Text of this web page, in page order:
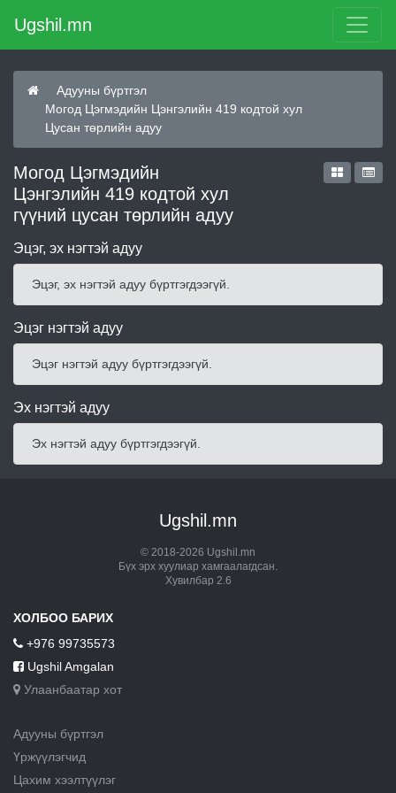
Ugshil.mn
Адууны бүртгэл
Могод Цэгмэдийн Цэнгэлийн 419 кодтой хул
Цусан төрлийн адуу
Могод Цэгмэдийн
Цэнгэлийн 419 кодтой хул
гүүний цусан төрлийн адуу
Эцэг, эх нэгтэй адуу
Эцэг, эх нэгтэй адуу бүртгэгдээгүй.
Эцэг нэгтэй адуу
Эцэг нэгтэй адуу бүртгэгдээгүй.
Эх нэгтэй адуу
Эх нэгтэй адуу бүртгэгдээгүй.
Ugshil.mn
© 2018-2026 Ugshil.mn
Бүх эрх хуулиар хамгаалагдсан.
Хувилбар 2.6
ХОЛБОО БАРИХ
+976 99735573
Ugshil Amgalan
Улаанбаатар хот
Адууны бүртгэл
Үржүүлэгчид
Цахим хээлтүүлэг